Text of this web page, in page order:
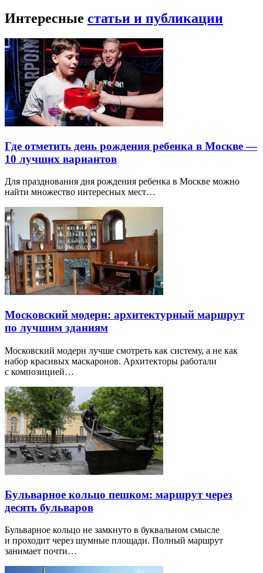
Интересные статьи и публикации
Где отметить день рождения ребенка в Москве —
10 лучших вариантов
Для празднования дня рождения ребенка в Москве можно
найти множество интересных мест…
Московский модерн: архитектурный маршрут
по лучшим зданиям
Московский модерн лучше смотреть как систему, а не как
набор красивых маскаронов. Архитекторы работали
с композицией…
Бульварное кольцо пешком: маршрут через
десять бульваров
Бульварное кольцо не замкнуто в буквальном смысле
и проходит через шумные площади. Полный маршрут
занимает почти…